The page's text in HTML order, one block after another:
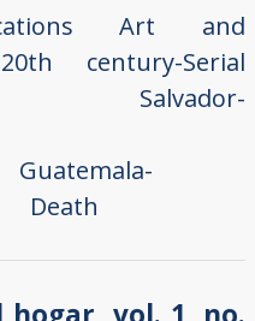
Art and
century-Serial
Guatemala-
Death